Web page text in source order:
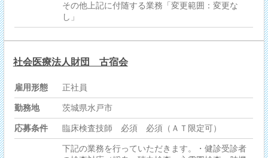
その他上記に付随する業務「変更範囲：変更な
し」
社会医療法人財団 古宿会
雇用形態 正社員
勤務地 茨城県水戸市
応募条件 臨床検査技師 必須 必須（ＡＴ限定可）
下記の業務を行っていただきます。・健診受診者